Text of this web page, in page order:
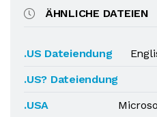
ÄHNLICHE DATEIEN
.US Dateiendung
.US? Dateiendung
.USA